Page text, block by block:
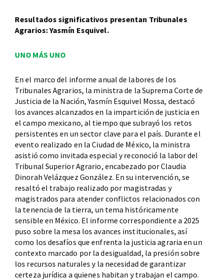
Resultados significativos presentan Tribunales
Agrarios: Yasmín Esquivel.
UNO MÁS UNO
En el marco del informe anual de labores de los
Tribunales Agrarios, la ministra de la Suprema Corte de
Justicia de la Nación, Yasmín Esquivel Mossa, destacó
los avances alcanzados en la impartición de justicia en
el campo mexicano, al tiempo que subrayó los retos
persistentes en un sector clave para el país. Durante el
evento realizado en la Ciudad de México, la ministra
asistió como invitada especial y reconoció la labor del
Tribunal Superior Agrario, encabezado por Claudia
Dinorah Velázquez González. En su intervención, se
resaltó el trabajo realizado por magistradas y
magistrados para atender conflictos relacionados con
la tenencia de la tierra, un tema históricamente
sensible en México. El informe correspondiente a 2025
puso sobre la mesa los avances institucionales, así
como los desafíos que enfrenta la justicia agraria en un
contexto marcado por la desigualdad, la presión sobre
los recursos naturales y la necesidad de garantizar
certeza jurídica a quienes habitan y trabajan el campo.